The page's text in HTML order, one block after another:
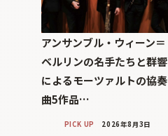
アンサンブル・ウィーン＝
ベルリンの名手たちと群響
によるモーツァルトの協奏
曲5作品…
PICK UP 2026年8月3日